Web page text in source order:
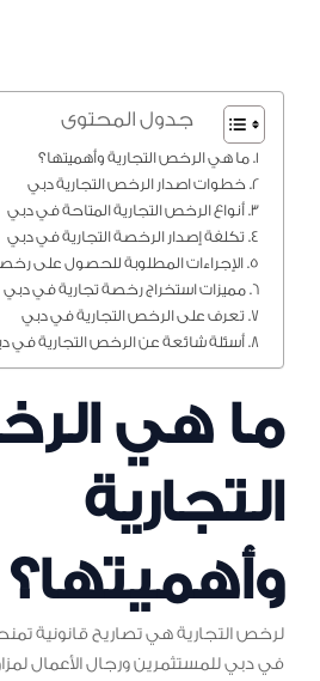
جدول المحتوى
ما هي الرخص التجارية وأهميتها؟
خطوات اصدار الرخص التجارية دبي
أنواع الرخص التجارية المتاحة في دبي
تكلفة إصدار الرخصة التجارية في دبي
الإجراءات المطلوبة للحصول على
مميزات استخراج رخصة تجارية في دبي
تعرف على الرخص التجارية في دبي
أسئلة شائعة عن الرخص التجارية في
ما هي
التجارية
وأهميتها؟
لرخص التجارية هي تصاريح قانونية
في دبي للمستثمرين ورجال الأعمال